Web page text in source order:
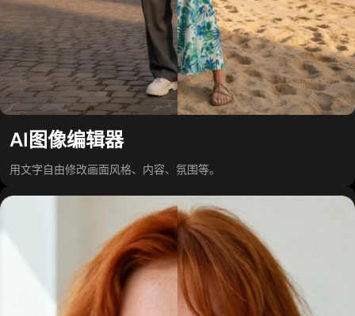
AI图像编辑器
用文字自由修改画面风格、内容、氛围等。